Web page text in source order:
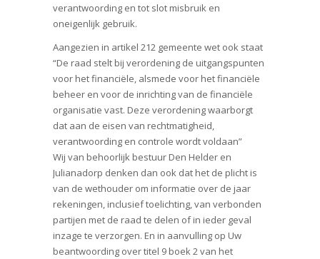
verantwoording en tot slot misbruik en
oneigenlijk gebruik.
Aangezien in artikel 212 gemeente wet ook staat
“De raad stelt bij verordening de uitgangspunten
voor het financiële, alsmede voor het financiële
beheer en voor de inrichting van de financiële
organisatie vast. Deze verordening waarborgt
dat aan de eisen van rechtmatigheid,
verantwoording en controle wordt voldaan”
Wij van behoorlijk bestuur Den Helder en
Julianadorp denken dan ook dat het de plicht is
van de wethouder om informatie over de jaar
rekeningen, inclusief toelichting, van verbonden
partijen met de raad te delen of in ieder geval
inzage te verzorgen. En in aanvulling op Uw
beantwoording over titel 9 boek 2 van het